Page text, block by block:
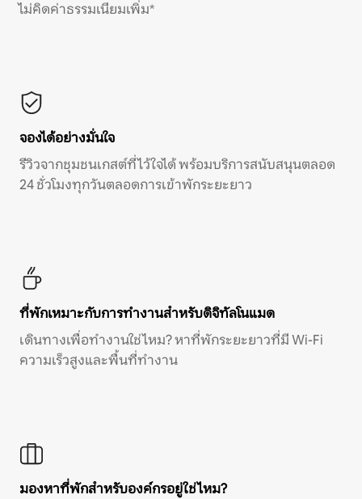
ไม่คิดค่าธรรมเนียมเพิ่ม*
จองได้อย่างมั่นใจ
รีวิวจากชุมชนเกสต์ที่ไว้ใจได้ พร้อมบริการสนับสนุนตลอด
24 ชั่วโมงทุกวันตลอดการเข้าพักระยะยาว
ที่พักเหมาะกับการทำงานสำหรับดิจิทัลโนแมด
เดินทางเพื่อทำงานใช่ไหม? หาที่พักระยะยาวที่มี Wi-Fi
ความเร็วสูงและพื้นที่ทำงาน
มองหาที่พักสำหรับองค์กรอยู่ใช่ไหม?